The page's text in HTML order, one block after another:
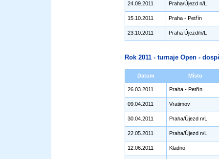
24.09.2011 Praha/Újezd n/L
15.10.2011 Praha - Petřín
23.10.2011 Praha Újezd/n/L
Rok 2011 - turnaje Open -
Datum Místo
26.03.2011 Praha - Petřín
09.04.2011 Vratimov
30.04.2011 Praha/Újezd n/L
22.05.2011 Praha/Újezd n/L
12.06.2011 Kladno